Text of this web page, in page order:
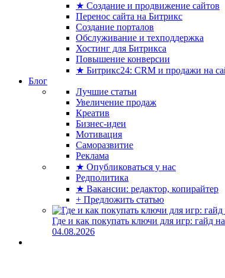
★ Создание и продвижение сайтов
Перенос сайта на Битрикс
Создание порталов
Обслуживание и техподдержка
Хостинг для Битрикса
Повышение конверсии
★ Битрикс24: CRM и продажи на
Блог
Лучшие статьи
Увеличение продаж
Креатив
Бизнес-идеи
Мотивация
Саморазвитие
Реклама
★ Опубликоваться у нас
Редполитика
★ Вакансии: редактор, копирайтер
+ Предложить статью
Где и как покупать ключи для игр: гайд
04.08.2026